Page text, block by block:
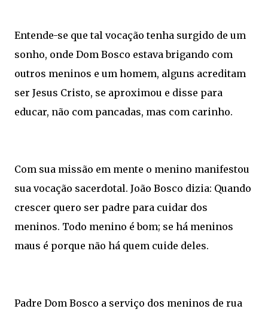
Entende-se que tal vocação tenha surgido de um
sonho, onde Dom Bosco estava brigando com
outros meninos e um homem, alguns acreditam
ser Jesus Cristo, se aproximou e disse para
educar, não com pancadas, mas com carinho.
Com sua missão em mente o menino manifestou
sua vocação sacerdotal. João Bosco dizia: Quando
crescer quero ser padre para cuidar dos
meninos. Todo menino é bom; se há meninos
maus é porque não há quem cuide deles.
Padre Dom Bosco a serviço dos meninos de rua